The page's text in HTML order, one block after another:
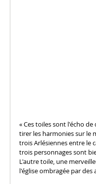
« Ces toiles sont l'écho
tirer les harmonies sur le
trois Arlésiennes entre le
trois personnages sont
L'autre toile, une
l'église ombragée par